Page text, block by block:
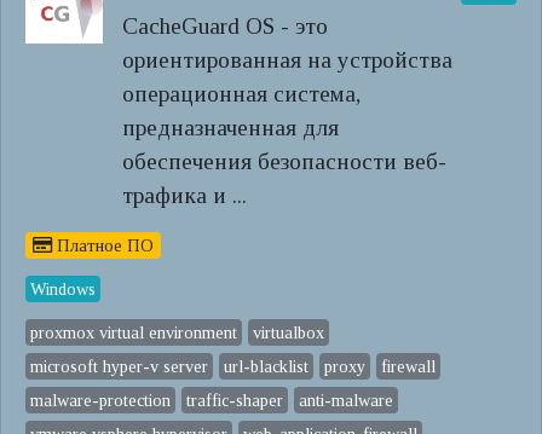
CacheGuard OS - это
ориентированная на устройства
операционная система,
предназначенная для
обеспечения безопасности веб-
трафика и ...
Платное ПО
Windows
proxmox virtual environment
virtualbox
microsoft hyper-v server
url-blacklist proxy
firewall
malware-protection
traffic-shaper
anti-malware